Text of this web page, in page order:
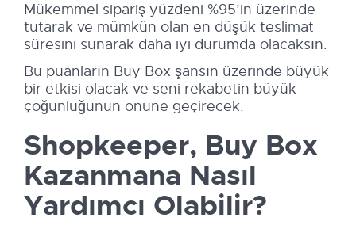
Mükemmel sipariş yüzdeni %95’in üzerinde
tutarak ve mümkün olan en düşük teslimat
süresini sunarak daha iyi durumda olacaksın.
Bu puanların Buy Box şansın üzerinde büyük
bir etkisi olacak ve seni rekabetin büyük
çoğunluğunun önüne geçirecek.
Shopkeeper, Buy Box
Kazanmana Nasıl
Yardımcı Olabilir?